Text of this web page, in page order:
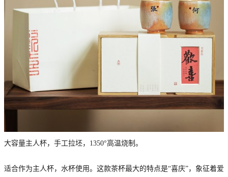
大容量主人杯，手工拉坯，1350°高温烧制。
适合作为主人杯，水杯使用。这款茶杯最大的特点是“喜庆”，象征着爱